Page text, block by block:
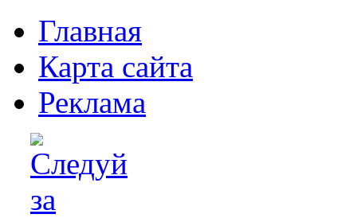
Главная
Карта сайта
Реклама